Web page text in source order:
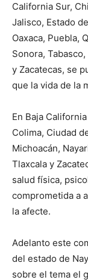
California Sur,
Jalisco, Estado
Oaxaca, Puebla,
Sonora,
y Zacatecas, se
que la vida de la
En Baja
Colima, Ciudad
Michoacán,
Tlaxcala y
salud física,
comprometida a
la afecte.
Adelanto este
del estado de
sobre el tema el